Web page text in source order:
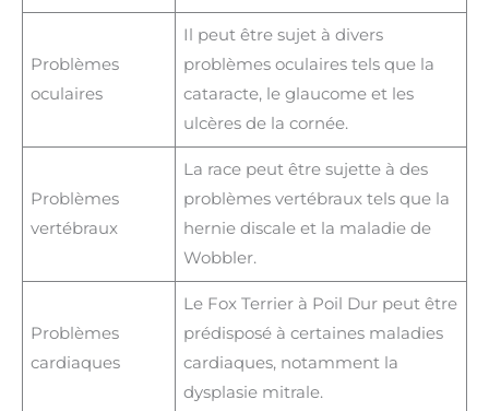
Problèmes
oculaires
Il peut être sujet à divers
problèmes oculaires tels que la
cataracte, le glaucome et les
ulcères de la cornée.
Problèmes
vertébraux
La race peut être sujette à des
problèmes vertébraux tels que la
hernie discale et la maladie de
Wobbler.
Problèmes
cardiaques
Le Fox Terrier à Poil Dur peut être
prédisposé à certaines maladies
cardiaques, notamment la
dysplasie mitrale.